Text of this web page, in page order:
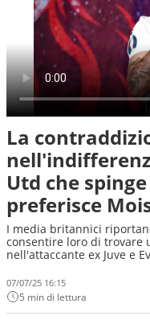
La
Utd che
preferisce
I media britannici
consentire loro di trovare
nell'attaccante ex Juve e
07/07/25 16:15
5 min di lettura